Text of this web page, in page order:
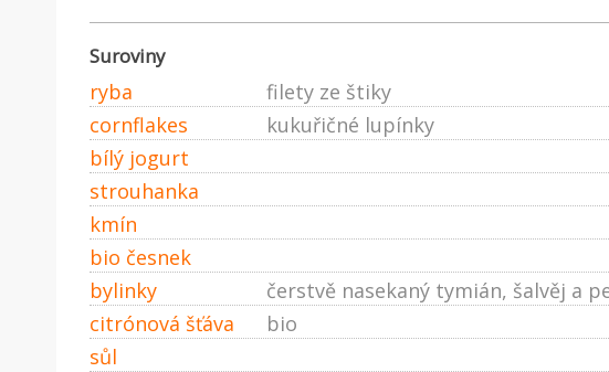
Suroviny
ryba
filety ze štiky
cornflakes
kukuřičné lupínky
bílý jogurt
strouhanka
kmín
bio česnek
bylinky
čerstvě nasekaný tymián, šalvěj a
citrónová šťáva
bio
sůl